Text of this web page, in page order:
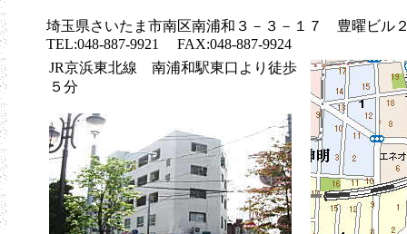
埼玉県さいたま市南区南浦和３－３－１７ 豊曜ビル
TEL:048‐887‐9921 FAX:048-887-9924
JR京浜東北線 南浦和駅東口より徒歩
５分